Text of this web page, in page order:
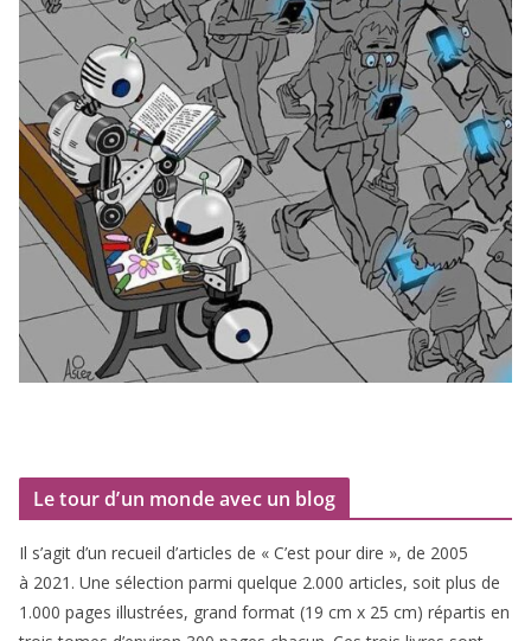
Le tour d’un monde avec un blog
Il s’agit d’un recueil d’ar­ticles de « C’est pour dire », de 2005
à 2021 . Une sélec­tion par­mi quelque 2.000 articles, soit plus de
1 .000 pages illus­trées, grand for­mat (19 cm x 25 cm) répar­tis en